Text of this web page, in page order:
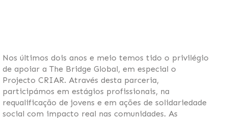
Nos últimos dois anos e meio temos tido o privilégio
de apoiar a The Bridge Global, em especial o
Projecto CRIAR. Através desta parceria,
participámos em estágios profissionais, na
requalificação de jovens e em ações de solidariedade
social com impacto real nas comunidades. As